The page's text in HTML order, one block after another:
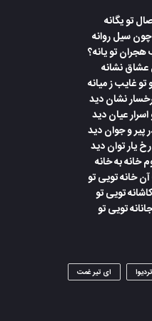
تو یگانه
سیل روانه
تو یانه؟
عشاق نشانه
غایب ز میانه
نشان دید
عیان دید
و جوان دید
یار توان دید
خانه به خانه
خانه تویی تو
تویی تو
تویی تو
بهانه
ای تیر غمت